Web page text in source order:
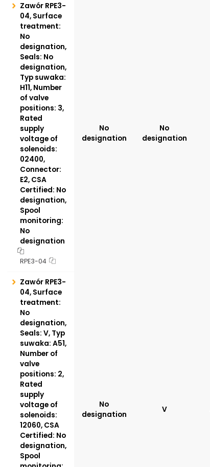
Zawór RPE3-
04, Surface
treatment:
No
designation,
Seals: No
designation,
Typ suwaka:
H11, Number
of valve
positions: 3,
Rated
supply
voltage of
solenoids:
02400,
Connector:
E2, CSA
Certified: No
designation,
Spool
monitoring:
No
designation
RPE3-04
No
designation
No
designation
Zawór RPE3-
04, Surface
treatment:
No
designation,
Seals: V, Typ
suwaka: A51,
Number of
valve
positions: 2,
Rated
supply
voltage of
solenoids:
12060, CSA
Certified: No
designation,
Spool
No
designation
V